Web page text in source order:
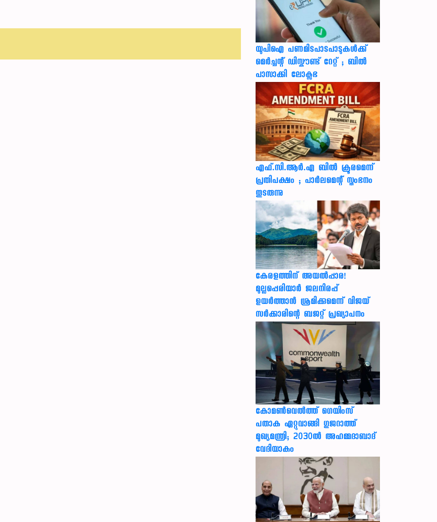
യുപിഐ പണമിടപാടപാടുകൾക്ക്
മെർച്ചന്റ് ഡിസ്കൗണ്ട് റേറ്റ് ; ബിൽ
പാസാക്കി ലോക്സഭ
എഫ്.സി.ആർ.എ ബിൽ ക്രൂരമെന്ന്
പ്രതിപക്ഷം ; പാർലമെന്റ് സ്തംഭനം
തുടരുന്നു
കേരളത്തിന് അ‌യൽപ്പാര!
മുല്ലപ്പെരിയാർ ജലനിരപ്പ്
ഉയർത്താൻ ശ്രമിക്കുമെന്ന് വിജയ്
സർക്കാരിന്റെ ബജറ്റ് പ്രഖ്യാപനം
കോമൺവെൽത്ത് ഗെയിംസ്
പതാക ഏറ്റുവാങ്ങി ഗുജറാത്ത്
മുഖ്യമന്ത്രി; 2030ൽ അഹമ്മദാബാദ്
വേദിയാകും